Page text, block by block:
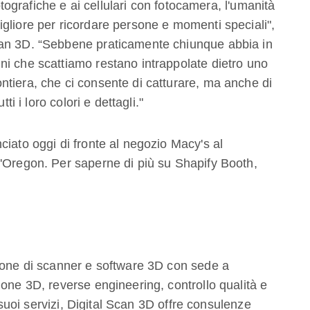
e ai cellulari con fotocamera, l'umanità
per ricordare persone e momenti speciali",
3D. “Sebbene praticamente chiunque abbia in
che scattiamo restano intrappolate dietro uno
che ci consente di catturare, ma anche di
i loro colori e dettagli."
oggi di fronte al negozio Macy's al
Per saperne di più su Shapify Booth,
di scanner e software 3D con sede a
3D, reverse engineering, controllo qualità e
servizi, Digital Scan 3D offre consulenze